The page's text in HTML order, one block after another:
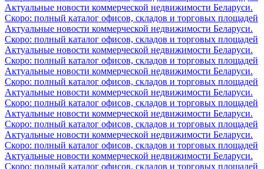
Актуальные новости коммерческой недвижимости Беларуси.
Скоро: полный каталог офисов, складов и торговых площадей
Актуальные новости коммерческой недвижимости Беларуси.
Скоро: полный каталог офисов, складов и торговых площадей
Актуальные новости коммерческой недвижимости Беларуси.
Скоро: полный каталог офисов, складов и торговых площадей
Актуальные новости коммерческой недвижимости Беларуси.
Скоро: полный каталог офисов, складов и торговых площадей
Актуальные новости коммерческой недвижимости Беларуси.
Скоро: полный каталог офисов, складов и торговых площадей
Актуальные новости коммерческой недвижимости Беларуси.
Скоро: полный каталог офисов, складов и торговых площадей
Актуальные новости коммерческой недвижимости Беларуси.
Скоро: полный каталог офисов, складов и торговых площадей
Актуальные новости коммерческой недвижимости Беларуси.
Скоро: полный каталог офисов, складов и торговых площадей